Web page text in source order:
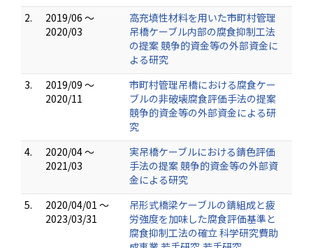
2.
2019/06 ～
2020/03
高充填性材料を用いた市町村管理
吊橋ケーブル内部の腐食抑制工法
の提案 競争的資金等の外部資金に
よる研究
3.
2019/09 ～
2020/11
市町村管理吊橋における腐食ケー
ブルの非破壊腐食評価手法の提案
競争的資金等の外部資金による研
究
4.
2020/04 ～
2021/03
実吊橋ケーブルにおける錆色評価
手法の提案 競争的資金等の外部資
金による研究
5.
2020/04/01 ～
2023/03/31
吊形式橋梁ケーブルの錆組成と疲
労強度を加味した腐食評価基準と
腐食抑制工法の確立 科学研究費助